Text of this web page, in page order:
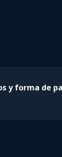
y forma de